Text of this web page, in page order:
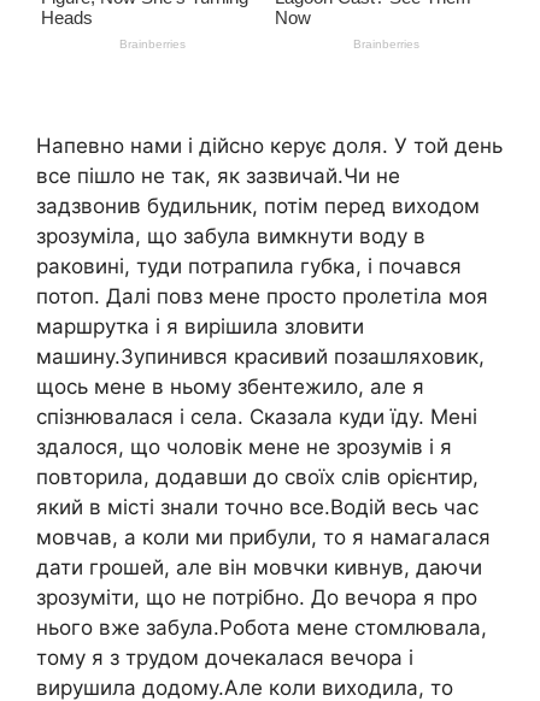
Напевно нами і дійсно керує доля. У той день
все пішло не так, як зазвичай.Чи не
задзвонив будильник, потім перед виходом
зрозуміла, що забула вимкнути воду в
раковині, туди потрапила губка, і почався
потоп. Далі повз мене просто пролетіла моя
маршрутка і я вирішила зловити
машину.Зупинився красивий позашляховик,
щось мене в ньому збентежило, але я
спізнювалася і села. Сказала куди їду. Мені
здалося, що чоловік мене не зрозумів і я
повторила, додавши до своїх слів орієнтир,
який в місті знали точно все.Водій весь час
мовчав, а коли ми прибули, то я намагалася
дати грошей, але він мовчки кивнув, даючи
зрозуміти, що не потрібно. До вечора я про
нього вже забула.Робота мене стомлювала,
тому я з трудом дочекалася вечора і
вирушила додому.Але коли виходила, то